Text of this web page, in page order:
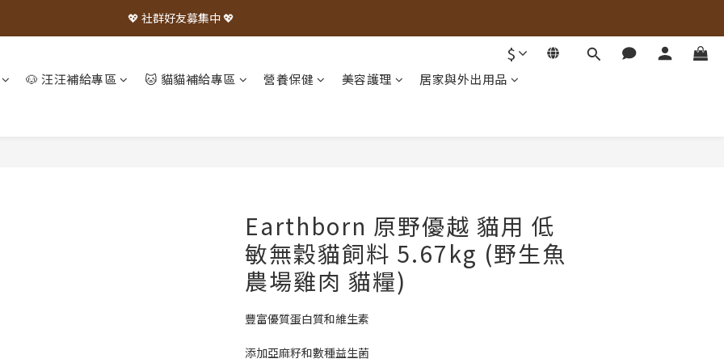
💖 社群好友募集中 💖
$
🐶 汪汪補給專區 🐱 貓貓補給專區 營養保健 美容護理 居家與外出用品
Earthborn 原野優越 貓用 低
敏無穀貓飼料 5.67kg (野生魚
農場雞肉 貓糧)
豐富優質蛋白質和維生素
添加亞麻籽和數種益生菌